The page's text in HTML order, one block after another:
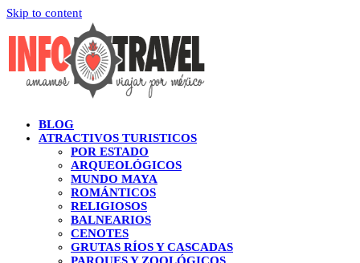
Skip to content
BLOG
ATRACTIVOS TURISTICOS
POR ESTADO
ARQUEOLÓGICOS
MUNDO MAYA
ROMÁNTICOS
RELIGIOSOS
BALNEARIOS
CENOTES
GRUTAS RÍOS Y CASCADAS